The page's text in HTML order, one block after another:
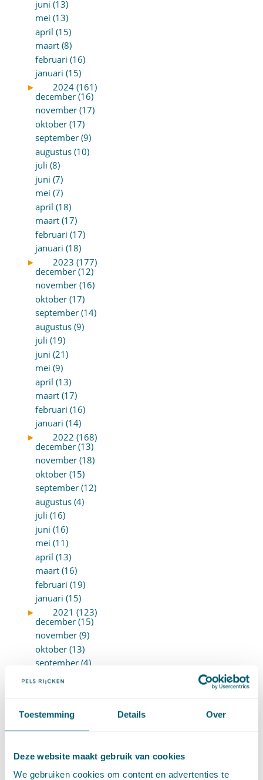
Toestemming Details Over
Deze website maakt gebruik van cookies
We gebruiken cookies om content en advertenties te
juni (13)
mei (13)
april (15)
maart (8)
februari (16)
januari (15)
►
2024 (161)
december (16)
november (17)
oktober (17)
september (9)
augustus (10)
juli (8)
juni (7)
mei (7)
april (18)
maart (17)
februari (17)
januari (18)
►
2023 (177)
december (12)
november (16)
oktober (17)
september (14)
augustus (9)
juli (19)
juni (21)
mei (9)
april (13)
maart (17)
februari (16)
januari (14)
►
2022 (168)
december (13)
november (18)
oktober (15)
september (12)
augustus (4)
juli (16)
juni (16)
mei (11)
april (13)
maart (16)
februari (19)
januari (15)
►
2021 (123)
december (15)
november (9)
oktober (13)
september (4)
augustus (7)
mei (6)
april (11)
februari (11)
januari (15)